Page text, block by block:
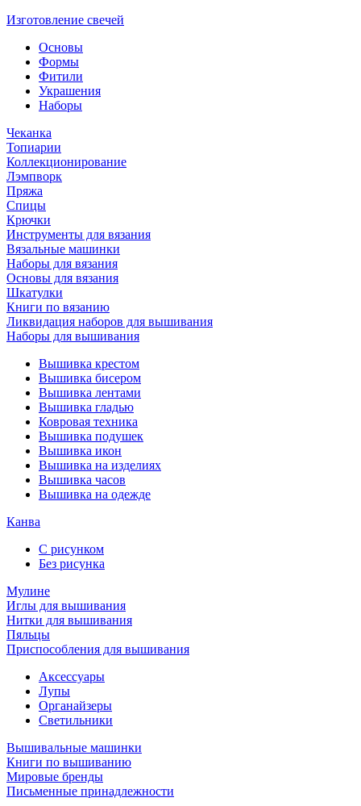
Изготовление свечей
Основы
Формы
Фитили
Украшения
Наборы
Чеканка
Топиарии
Коллекционирование
Лэмпворк
Пряжа
Спицы
Крючки
Инструменты для вязания
Вязальные машинки
Наборы для вязания
Основы для вязания
Шкатулки
Книги по вязанию
Ликвидация наборов для вышивания
Наборы для вышивания
Вышивка крестом
Вышивка бисером
Вышивка лентами
Вышивка гладью
Ковровая техника
Вышивка подушек
Вышивка икон
Вышивка на изделиях
Вышивка часов
Вышивка на одежде
Канва
С рисунком
Без рисунка
Мулине
Иглы для вышивания
Нитки для вышивания
Пяльцы
Приспособления для вышивания
Аксессуары
Лупы
Органайзеры
Светильники
Вышивальные машинки
Книги по вышиванию
Мировые бренды
Письменные принадлежности